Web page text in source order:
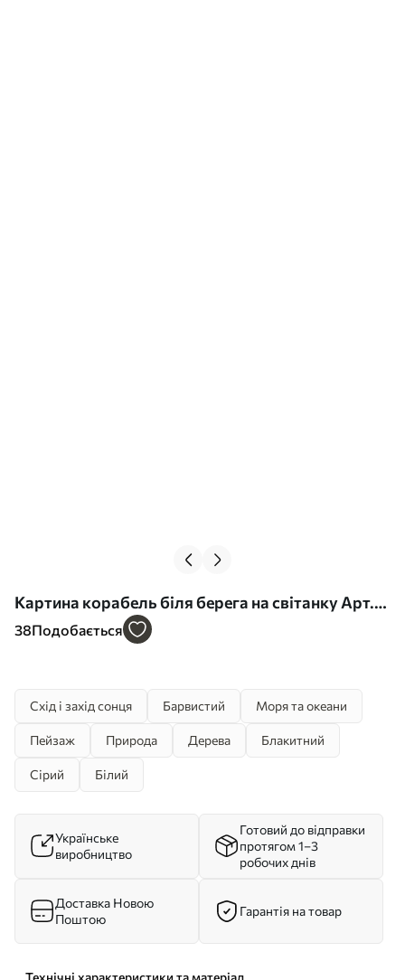
Картина корабель біля берега на світанку Арт.
s41626
38Подобається
Схід і захід сонця Барвистий Моря та океани
Пейзаж Природа Дерева Блакитний
Сірий Білий
Українське
виробництво
Готовий до відправки
протягом 1–3
робочих днів
Доставка Новою
Поштою
Гарантія на товар
Технічні характеристики та матеріал